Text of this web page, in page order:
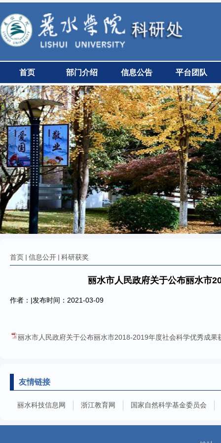
首页 部门介绍 信息公告 平台团队
首页 信息公开 科研获奖
丽水市人民政府关于公布丽水市
作者：|发布时间：2021-03-09
丽水市人民政府关于公布丽水市2018-2019年度社会科学优秀成果
友情链接
丽水科技信息网 浙江教育网 国家自然科学基金委员会